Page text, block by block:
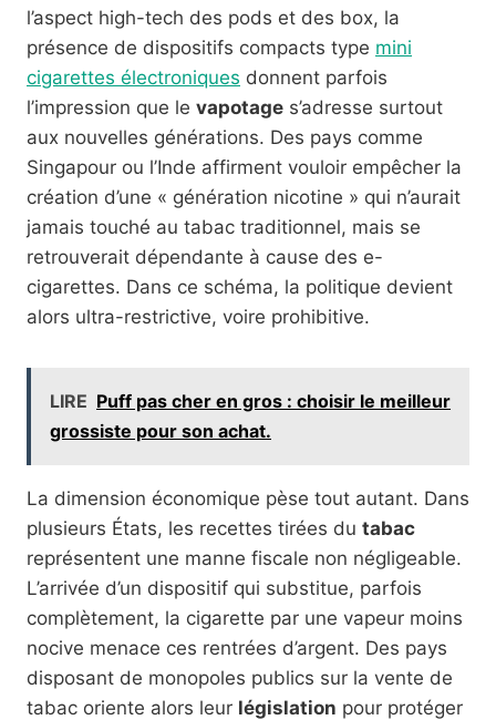
l’aspect high-tech des pods et des box, la
présence de dispositifs compacts type mini
cigarettes électroniques donnent parfois
l’impression que le vapotage s’adresse surtout
aux nouvelles générations. Des pays comme
Singapour ou l’Inde affirment vouloir empêcher la
création d’une « génération nicotine » qui n’aurait
jamais touché au tabac traditionnel, mais se
retrouverait dépendante à cause des e-
cigarettes. Dans ce schéma, la politique devient
alors ultra-restrictive, voire prohibitive.
LIRE Puff pas cher en gros : choisir le meilleur
grossiste pour son achat.
La dimension économique pèse tout autant. Dans
plusieurs États, les recettes tirées du tabac
représentent une manne fiscale non négligeable.
L’arrivée d’un dispositif qui substitue, parfois
complètement, la cigarette par une vapeur moins
nocive menace ces rentrées d’argent. Des pays
disposant de monopoles publics sur la vente de
tabac oriente alors leur législation pour protéger